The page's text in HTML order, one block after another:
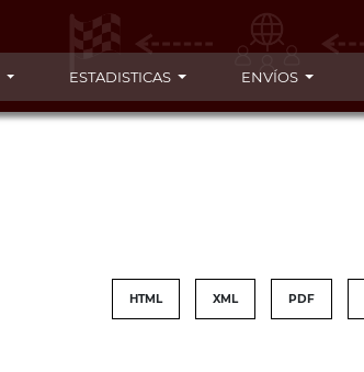
ESTADISTICAS ENVÍOS
HTML XML PDF